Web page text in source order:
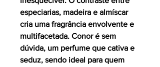
especiarias, madeira e almíscar
cria uma fragrância envolvente e
multifacetada. Conor é sem
dúvida, um perfume que cativa e
seduz, sendo ideal para quem